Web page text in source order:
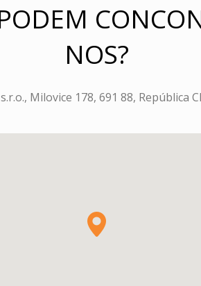
NOS?
Milovice 178, 691 88, República